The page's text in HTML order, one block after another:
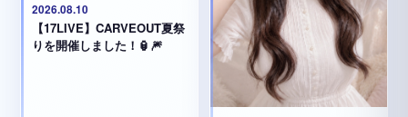
2026.08.10
【17LIVE】CARVEOUT夏祭
りを開催しました！🏮🎆